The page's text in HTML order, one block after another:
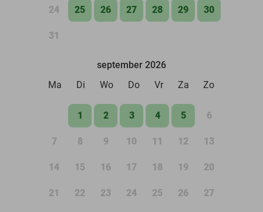
24 25 26 27 28 29 30
31
september 2026
Ma
Di Wo Do Vr Za Zo
1 2 3 4 5 6
7 8 9 10 11 12 13
14 15 16 17 18 19 20
21 22 23 24 25 26 27